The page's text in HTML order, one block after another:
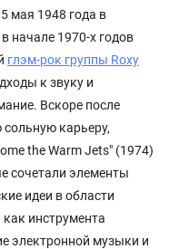
мая 1948 года в
начале 1970-х годов
глэм-рок группы Roxy
к звуку и
Вскоре после
карьеру,
the Warm Jets" (1974)
сочетали элементы
идеи в области
инструмента
электронной музыки и